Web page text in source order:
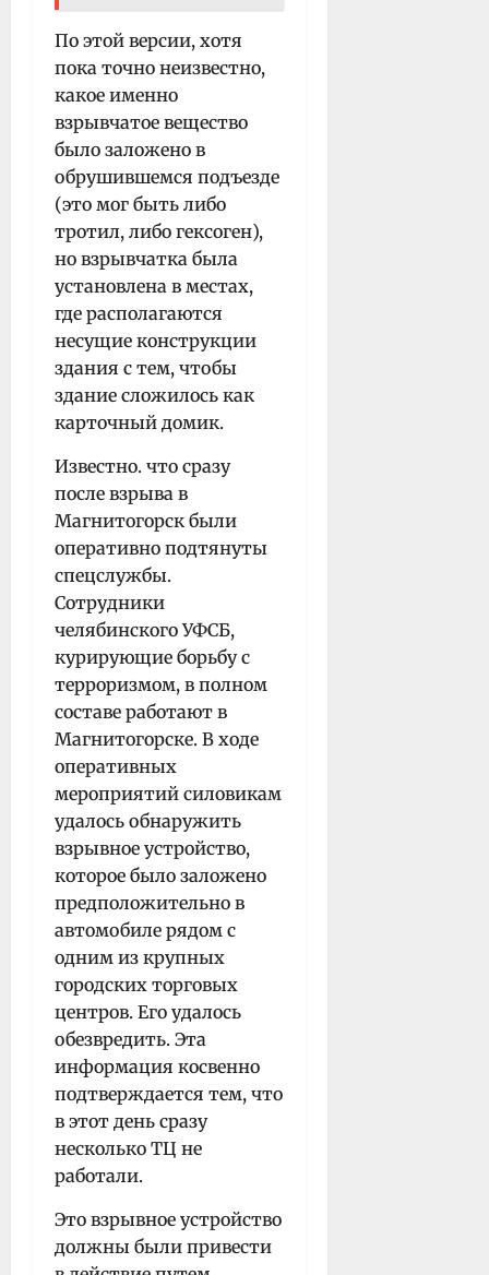
По этой версии, хотя
пока точно неизвестно,
какое именно
взрывчатое вещество
было заложено в
обрушившемся подъезде
(это мог быть либо
тротил, либо гексоген),
но взрывчатка была
установлена в местах,
где располагаются
несущие конструкции
здания с тем, чтобы
здание сложилось как
карточный домик.
Известно. что сразу
после взрыва в
Магнитогорск были
оперативно подтянуты
спецслужбы.
Сотрудники
челябинского УФСБ,
курирующие борьбу с
терроризмом, в полном
составе работают в
Магнитогорске. В ходе
оперативных
мероприятий силовикам
удалось обнаружить
взрывное устройство,
которое было заложено
предположительно в
автомобиле рядом с
одним из крупных
городских торговых
центров. Его удалось
обезвредить. Эта
информация косвенно
подтверждается тем, что
в этот день сразу
несколько ТЦ не
работали.
Это взрывное устройство
должны были привести